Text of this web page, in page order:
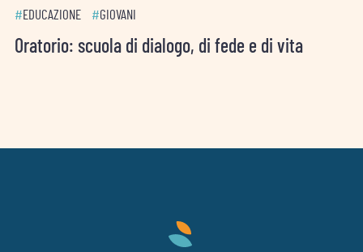
#EDUCAZIONE #GIOVANI
Oratorio: scuola di dialogo, di fede e di vita